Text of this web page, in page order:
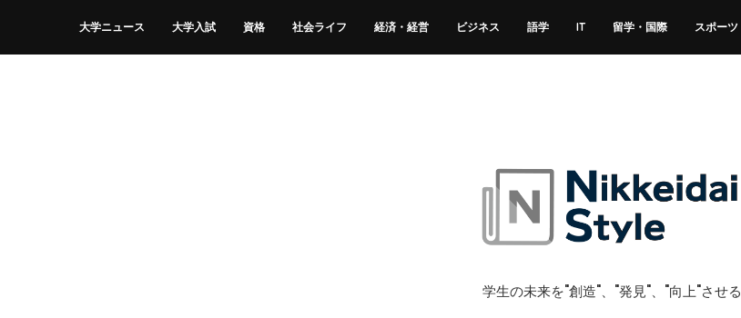
大学ニュース 大学入試 資格 社会ライフ 経済・経営 ビジネス 語学 IT 留学・国際 スポーツ
学生の未来を"創造"、"発見"、"向上"させる